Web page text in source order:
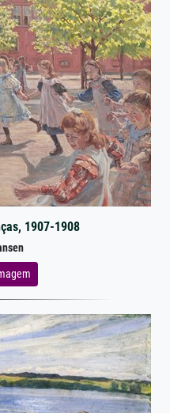
1907-1908